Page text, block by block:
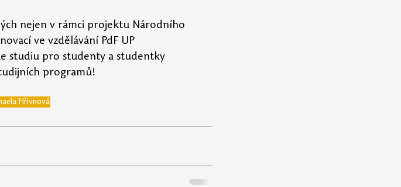
nejen v rámci projektu Národního
ve vzdělávání PdF UP
studiu pro studenty a studentky
programů!
Hřivnová